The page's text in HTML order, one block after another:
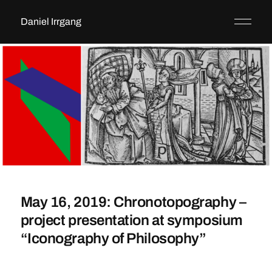
Daniel Irrgang
May 16, 2019: Chronotopography –
project presentation at symposium
“Iconography of Philosophy”